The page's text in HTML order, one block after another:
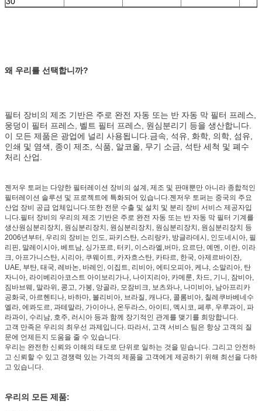
왜 우리를 선택합니까?
필터 장비의 제조 기반은 주로 완전 자동 또는 반 자동 막 필터 프레스,
웅덩이 필터 프레스, 벨트 필터 프레스, 원심분리기 등을 생산합니다.
이 모든 제품은 광업에 널리 사용됩니다.금속, 석유, 화학, 의학, 섬유,
인쇄 및 염색, 종이 제조, 식품, 알코올, 무기 소금, 석탄 세척 및 폐수
처리 산업.
젠저우 토퍼는 다양한 필터레이션 장비의 설계, 제조 및 판매뿐만 아니라 종합적인
필터레이션 솔루션 및 프로젝트에 특화되어 있습니다.젠저우 토퍼는 중국의 주요
산업 장비 공급 업체입니다.또한 전문 수출 및 설치 및 분리 장비 서비스 제공자입
니다.필터 장비의 우리의 제조 기반은 주로 완전 자동 또는 반 자동 막 필터 기계를
생산원심분리장치, 원심분리장치, 원심분리장치, 원심분리장치, 원심분리장치 등
2006년부터, 우리의 장비는 인도, 파키스탄, 스리랑카, 방글라데시, 인도네시아, 필
리핀, 말레이시아, 베트남, 싱가포르, 터키, 이스라엘,버마, 요르단, 예멘, 이란, 이라
크, 아프가니스탄, 시리아, 쿠웨이트, 카자흐스탄, 카타르, 한국, 아제르바이잔,
UAE, 부탄, 태국, 레바논, 바레인, 이집트, 리비아, 에티오피아, 케냐, 소말리아, 탄
자니아, 라이베리아코스트 아이보리가나, 나이지리아, 카메룬, 차드, 기니, 잠비아,
짐바브웨, 말라위, 콩고, 가봉, 앙골라, 모잠비크, 보츠와나, 나미비아, 남아프리카
공화국, 아르헨티나, 바하마, 볼리비아, 브라질, 캐나다, 콜롬비아, 칠레쿠바베네수
엘라, 에콰도르, 과테말라, 가이아나, 온두라스, 아이티, 멕시코, 페루, 우루과이, 파
라과이, 수리남, 호주, 러시아 등과 함께 장기적인 관계를 맺기를 희망합니다.
고객 만족은 우리의 최우선 과제입니다. 따라서, 고객 서비스 팀은 항상 고객의 질
문에 언제든지 도움을 줄 수 있습니다.
우리는 완전한 신뢰와 이해의 태도로 단위로 일하는 것을 믿습니다. 그리고 안전하
고 신뢰할 수 있고 경쟁력 있는 가격의 제품을 고객에게 제공하기 위해 최선을 다하
고 있습니다.
우리의 모든 제품: